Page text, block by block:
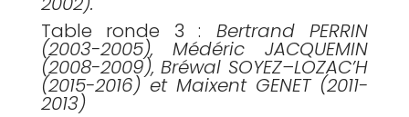
Table ronde 3 : Bertrand PERRIN
(2003-2005), Médéric JACQUEMIN
(2008-2009), Bréwal SOYEZ–LOZAC’H
(2015-2016) et Maixent GENET (2011-
2013)